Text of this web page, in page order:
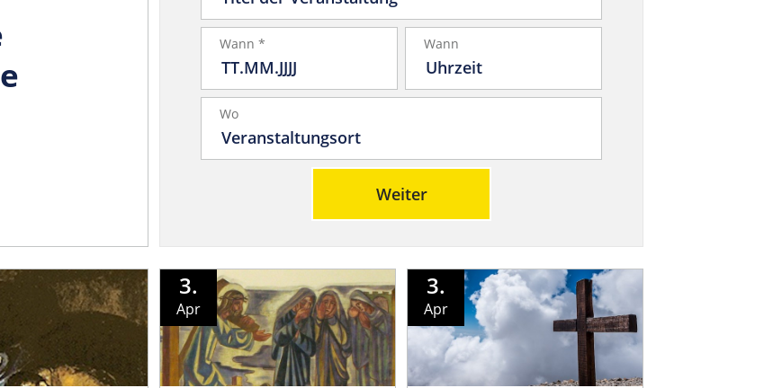
Wann * Wann
Wo
Weiter
3.
Apr
3.
Apr